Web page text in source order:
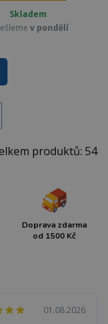
Skladem
v pondělí
produktů: 54
Doprava zdarma
od 1500 Kč
01.08.2026